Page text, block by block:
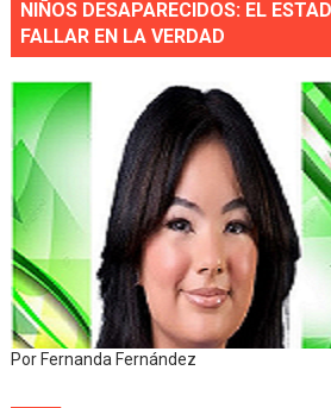
NIÑOS DESAPARECIDOS: EL
FALLAR EN LA VERDAD
Por Fernanda Fernández